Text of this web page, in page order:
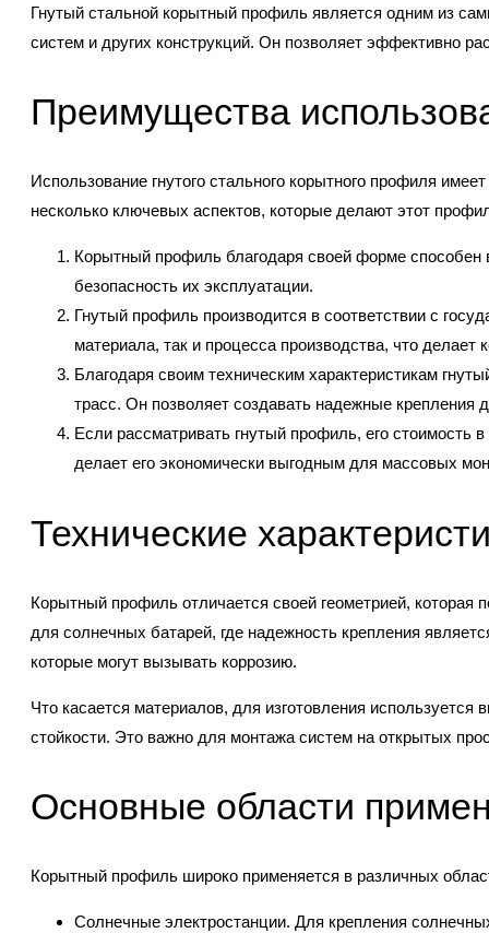
Гнутый стальной корытный профиль является одним из
систем и других конструкций. Он позволяет эффективно
Преимущества
Использование гнутого стального корытного профиля
несколько ключевых аспектов, которые делают этот
Корытный профиль благодаря своей форме способен
безопасность их эксплуатации.
Гнутый профиль производится в соответствии с
материала, так и процесса производства, что
Благодаря своим техническим характеристикам
трасс. Он позволяет создавать надежные крепления
Если рассматривать гнутый профиль, его стоимость
делает его экономически выгодным для массовых
Технические
Корытный профиль отличается своей геометрией, которая
для солнечных батарей, где надежность крепления
которые могут вызывать коррозию.
Что касается материалов, для изготовления
стойкости. Это важно для монтажа систем на открытых
Основные области
Корытный профиль широко применяется в различных
Солнечные электростанции. Для крепления